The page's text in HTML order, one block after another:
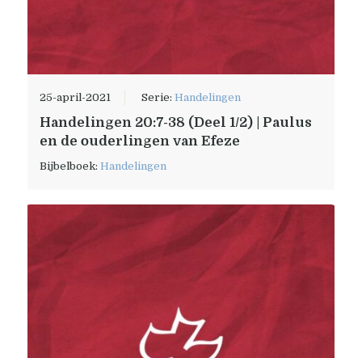
25-april-2021 Serie:Handelingen
Handelingen 20:7-38 (Deel 1/2) | Paulus
en de ouderlingen van Efeze
Bijbelboek:Handelingen